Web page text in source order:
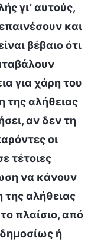
γι’ αυτούς,
και
βέβαιο ότι
για χάρη του
της αλήθειας
αν δεν τη
οι
τέτοιες
να κάνουν
αλήθειας
πλαίσιο, από
ή